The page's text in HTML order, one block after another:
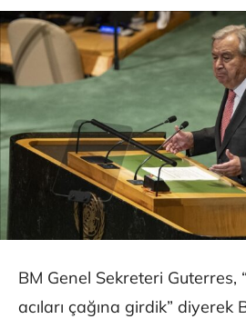
BM Genel Sekreteri Guterres,
acıları çağına girdik” diyerek